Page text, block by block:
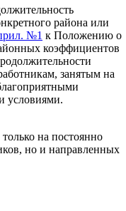
района или
№1 к Положению о
коэффициентов
занятым на
условиями.
на постоянно
но и направленных